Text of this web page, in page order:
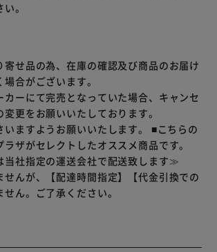
銀イオン水でしっかり洗浄。洗い流すだけ
ルがあるのはINAXだけ。”おしり洗浄時
デ専用ノズルが、広い範囲を泡沫水でや
ズルを収納。男子小用時などの汚れを防ぎ
着脱可能なので、お手入れも簡単です。
座のつぎ目がありません。さらに便座裏
れてもサッとひと拭き、お掃除ラクラク。
ぱりした洗い心地のパワフル洗浄と、幅広
浄するマイルド洗浄の2種類の洗い方が
。
せ品の為、在庫の確認及び商品のお届け
合がございます。
カーにて完売となっていた場合、キャンセ
更をお願いいたしております。
ますようお願いいたします。 ■こちらの
ザがセレクトしたオススメ商品です。
社指定の運送会社で配送致します≫
せんが、【配達時間指定】【代金引換での
ん。ご了承ください。